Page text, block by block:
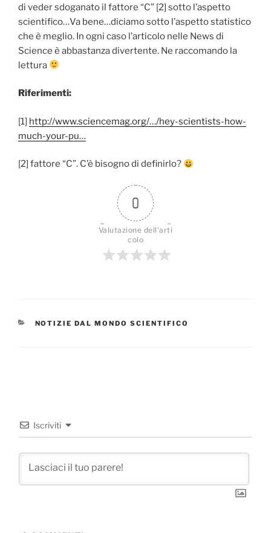
di veder sdoganato il fattore “C” [2] sotto l’aspetto
scientifico…Va bene…diciamo sotto l’aspetto statistico
che è meglio. In ogni caso l’articolo nelle News di
Science è abbastanza divertente. Ne raccomando la
lettura
Riferimenti:
[1] http://www.sciencemag.org/…/hey-scientists-how-
much-your-pu…
[2] fattore “C”. C’è bisogno di definirlo?
0
Valutazione dell'arti
colo
CATEGORIE
NOTIZIE DAL MONDO SCIENTIFICO
Iscriviti